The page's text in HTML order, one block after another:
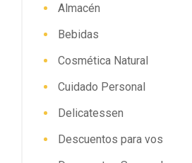
Almacén
Bebidas
Cosmética Natural
Cuidado Personal
Delicatessen
Descuentos para vos